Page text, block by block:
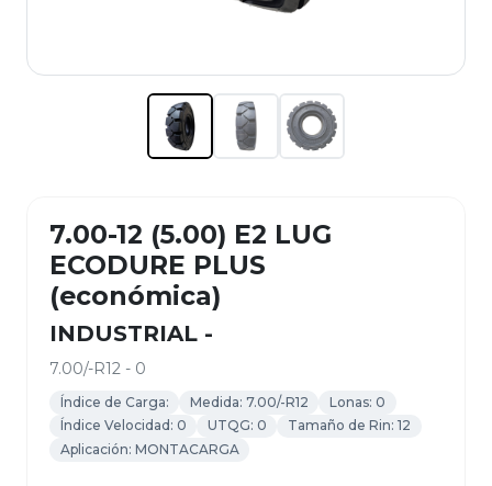
7.00-12 (5.00) E2 LUG
ECODURE PLUS
(económica)
INDUSTRIAL -
7.00/-R12 - 0
Índice de Carga: Medida: 7.00/-R12
Lonas: 0
Índice Velocidad: 0
UTQG: 0
Tamaño de Rin: 12
Aplicación: MONTACARGA